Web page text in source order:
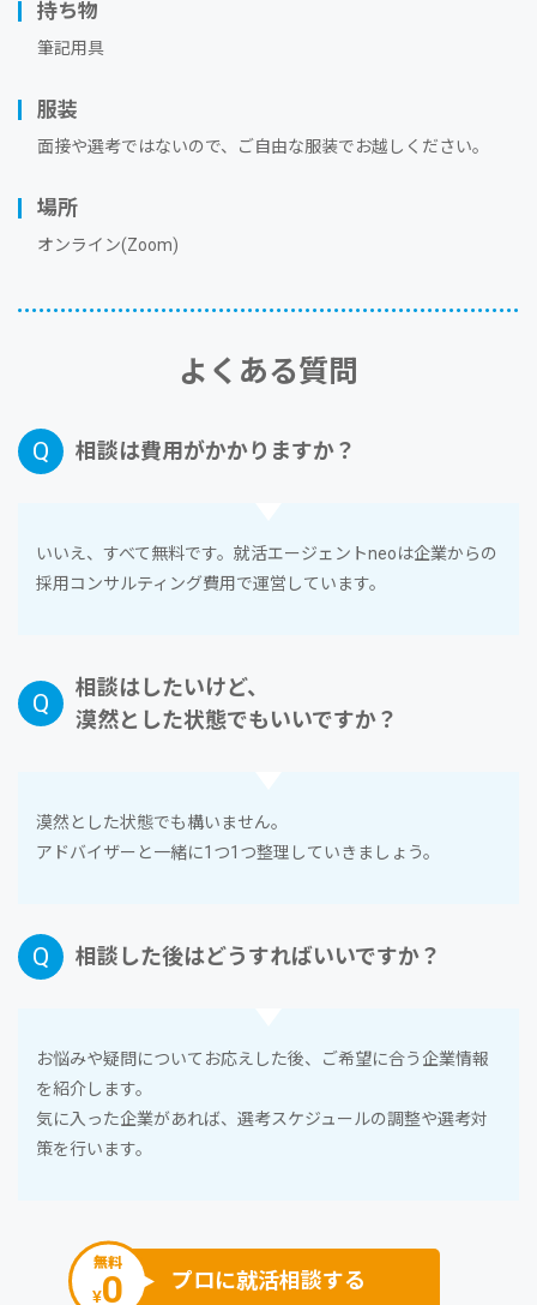
持ち物
筆記用具
服装
⾯接や選考ではないので、ご⾃由な服装でお越しください。
場所
オンライン(Zoom)
よくある質問
相談は費⽤がかかりますか？
いいえ、すべて無料です。就活エージェントneoは企業からの
採⽤コンサルティング費⽤で運営しています。
相談はしたいけど、
漠然とした状態でもいいですか？
漠然とした状態でも構いません。
アドバイザーと⼀緒に1つ1つ整理していきましょう。
相談した後はどうすればいいですか？
お悩みや疑問についてお応えした後、ご希望に合う企業情報
を紹介します。
気に⼊った企業があれば、選考スケジュールの調整や選考対
策を⾏います。
無料
¥0 プロに就活相談する